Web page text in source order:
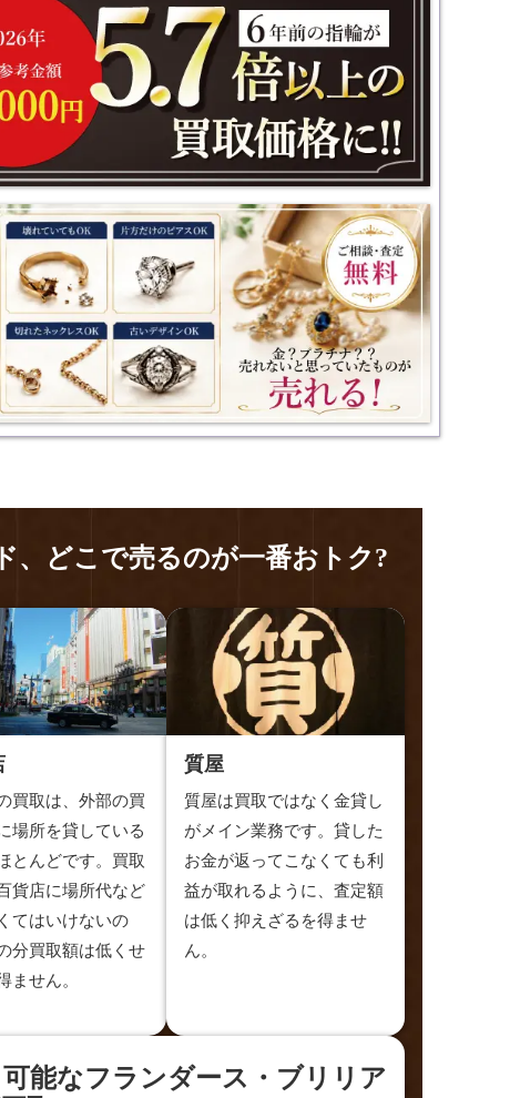
どこで売るのが一番おトク?
買取は、外部の買
場所を貸している
とんどです。買取
貨店に場所代など
てはいけないの
分買取額は低くせ
ません。
質屋
質屋は買取ではなく金貸し
がメイン業務です。貸した
お金が返ってこなくても利
益が取れるように、査定額
は低く抑えざるを得ませ
ん。
可能なフランダース・ブリリア